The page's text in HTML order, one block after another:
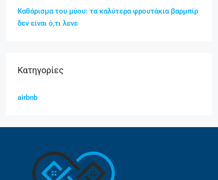
Καθάρισμα του μύου: τα καλύτερα φρουτάκια βαρμπίρ
δεν είναι ό,τι λενε
Kατηγορίες
airbnb